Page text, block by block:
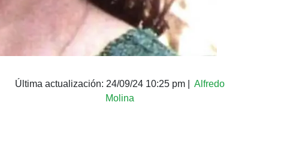
Última actualización: 24/09/24 10:25 pm
Alfredo
Molina